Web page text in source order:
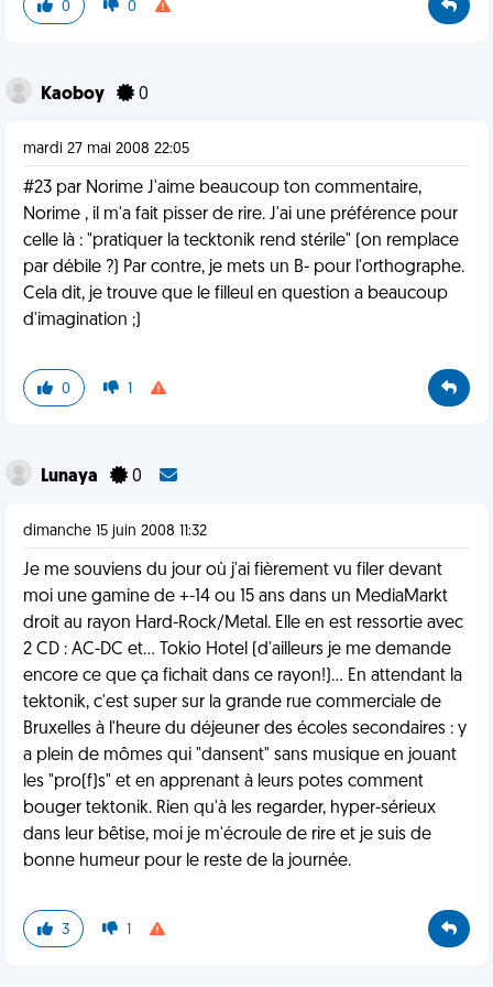
0 0
Kaoboy 0
mardi 27 mai 2008 22:05
#23 par Norime J'aime beaucoup ton commentaire,
Norime , il m'a fait pisser de rire. J'ai une préférence pour
celle là : "pratiquer la tecktonik rend stérile" (on remplace
par débile ?) Par contre, je mets un B- pour l'orthographe.
Cela dit, je trouve que le filleul en question a beaucoup
d'imagination ;)
0 1
Lunaya 0
dimanche 15 juin 2008 11:32
Je me souviens du jour où j'ai fièrement vu filer devant
moi une gamine de +-14 ou 15 ans dans un MediaMarkt
droit au rayon Hard-Rock/Metal. Elle en est ressortie avec
2 CD : AC-DC et... Tokio Hotel (d'ailleurs je me demande
encore ce que ça fichait dans ce rayon!)... En attendant la
tektonik, c'est super sur la grande rue commerciale de
Bruxelles à l'heure du déjeuner des écoles secondaires : y
a plein de mômes qui "dansent" sans musique en jouant
les "pro(f)s" et en apprenant à leurs potes comment
bouger tektonik. Rien qu'à les regarder, hyper-sérieux
dans leur bêtise, moi je m'écroule de rire et je suis de
bonne humeur pour le reste de la journée.
3 1